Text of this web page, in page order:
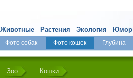
Животные Растения Экология Юмор
Фото собак Фото кошек Глубина
Зоо Кошки